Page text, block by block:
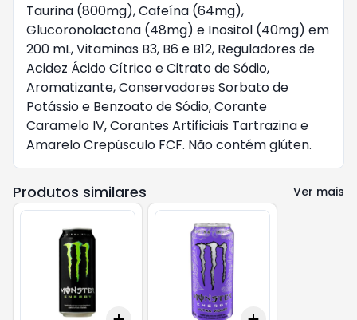
Taurina (800mg), Cafeína (64mg),
Glucoronolactona (48mg) e Inositol (40mg) em
200 mL, Vitaminas B3, B6 e B12, Reguladores de
Acidez Ácido Cítrico e Citrato de Sódio,
Aromatizante, Conservadores Sorbato de
Potássio e Benzoato de Sódio, Corante
Caramelo IV, Corantes Artificiais Tartrazina e
Amarelo Crepúsculo FCF. Não contém glúten.
Produtos similares Ver mais